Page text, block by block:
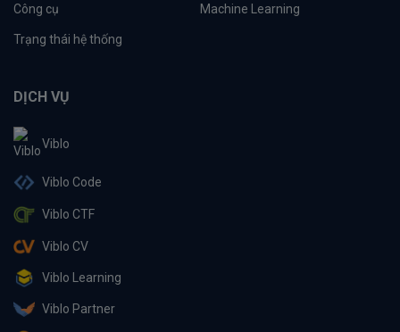
Công cụ Machine Learning
Trạng thái hệ thống
DỊCH VỤ
Viblo
Viblo Code
Viblo CTF
Viblo CV
Viblo Learning
Viblo Partner